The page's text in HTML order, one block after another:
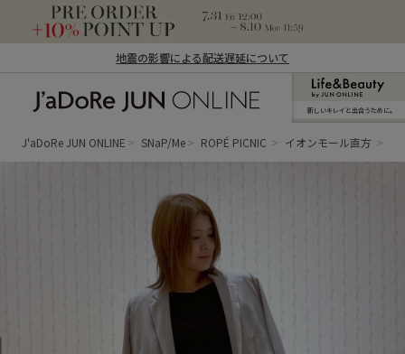
地震の影響による配送遅延について
ン オンライン）
新しいキレイと出合うために。
J'aDoRe JUN ONLINE SNaP/Me ROPÉ PICNIC イオンモール直方